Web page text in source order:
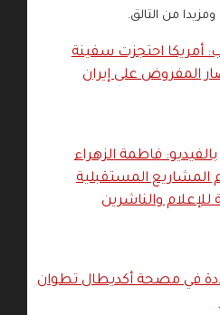
ومزيدا من التالق.
أمريكا احتجزت سفينة
المفروض على إيران
بالفيديو: فاطمة الزهراء
المشاريع المستقبلية
والناشرين
في مصحة أكديطال تطوان